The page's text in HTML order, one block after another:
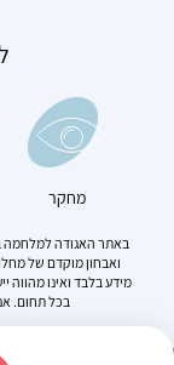
באתר האגודה למלחמה
ואבחון מוקדם של
מידע בלבד ואינו מהווה
בכל תחום.
מחקר